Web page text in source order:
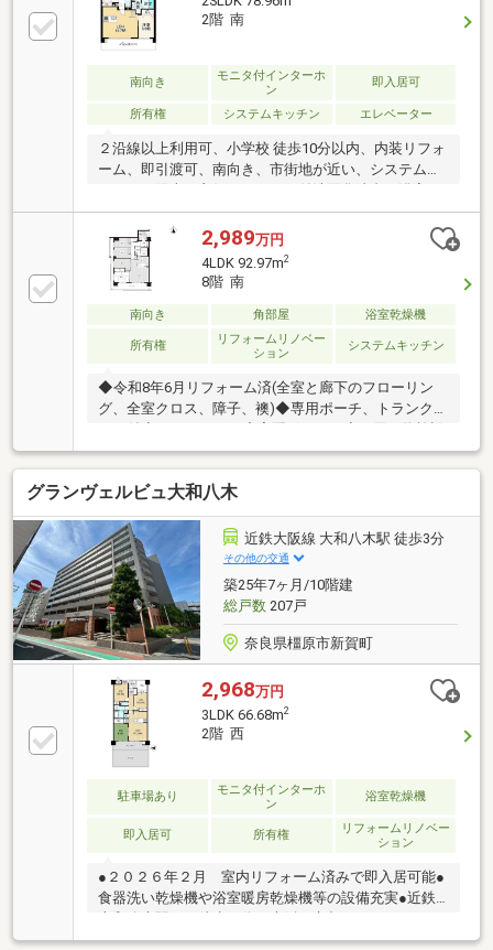
2階 南
南向き
モニタ付インターホ
ン
即入居可
所有権 システムキッチン エレベーター
２沿線以上利用可、小学校 徒歩10分以内、内装リフォ
ーム、即引渡可、南向き、市街地が近い、システムキ
坪以上、ＴＶモニタ付インターホン、都市近郊、エレ
ベーター、食器洗乾燥機
2,989万円
4LDK 92.97m2
8階 南
南向き 角部屋 浴室乾燥機
所有権
リフォームリノベー
ション
システムキッチン
◆令和8年6月リフォーム済(全室と廊下のフローリン
グ、全室クロス、障子、襖)◆専用ポーチ、トランクル
複数有●周辺環境●セブンイレブン橿原南八木町1丁目
店へ徒歩3分(210m)～マツゲン橿原八木店へ徒歩4分
(320m)～キリン堂八木店へ徒歩4分(320m)～近鉄百貨
店橿原店へ徒歩11分(870m)～橿原郵便局へ徒歩2分
(160m)～奈良県立医科大学附属病院へ徒歩8分(630m)
～橿原市立晩成小学校へ徒歩10分(800m)～橿原市立八
木中学校へ徒歩28分(2190m)
グランヴェルビュ大和八木
近鉄大阪線 大和八木駅 徒歩3分
その他の交通
築25年7ヶ月/10階建
総戸数207戸
奈良県橿原市新賀町
2,968万円
3LDK 66.68m2
2階 西
駐車場あり
モニタ付インターホ
ン
浴室乾燥機
即入居可 所有権
リフォームリノベー
ション
●２０２６年２月 室内リフォーム済みで即入居可能●
食器洗い乾燥機や浴室暖房乾燥機等の設備充実●近鉄
能●駅近マンションで、役所や百貨店等揃い、生活至